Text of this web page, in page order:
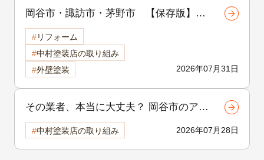
岡谷市・諏訪市・茅野市 【保存版】外
壁塗装の品質は「補修」で決まる！塗装
前に行う下地補修の重要性を徹底解説
2026年07月31日
リフォーム
中村塗装店の取り組み
外壁塗装
その業者、本当に大丈夫？ 岡谷市のア
パート外壁塗装で後悔しないための選び
方
2026年07月28日
中村塗装店の取り組み